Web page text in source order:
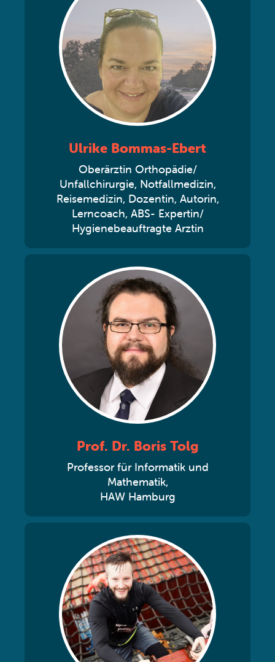
Ulrike Bommas-Ebert
Oberärztin Orthopädie/
Unfallchirurgie, Notfallmedizin,
Reisemedizin, Dozentin, Autorin,
Lerncoach, ABS- Expertin/
Hygienebeauftragte Arztin
Prof. Dr. Boris Tolg
Professor für Informatik und
Mathematik,
HAW Hamburg